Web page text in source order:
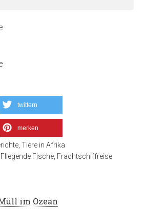
twittern
merken
,Tiere in Afrika
Fliegende Fische Frachtschiffreise
im Ozean